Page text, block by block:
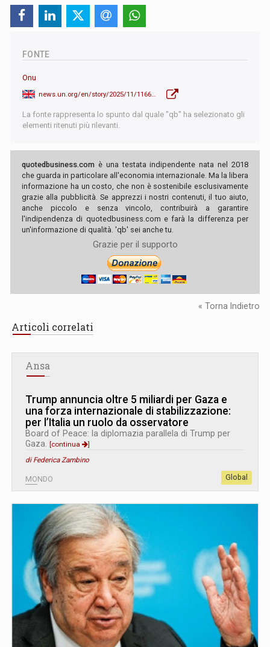
FONTE
Onu
La fonte rappresenta lo spunto dal quale "qb" ha selezionato gli
elementi ritenuti più rilevanti.
quotedbusiness.com è una testata indipendente nata nel 2018
che guarda in particolare all'economia internazionale. Ma la libera
informazione ha un costo, che non è sostenibile esclusivamente
grazie alla pubblicità. Se apprezzi i nostri contenuti, il tuo aiuto,
anche piccolo e senza vincolo, contribuirà a garantire
l'indipendenza di quotedbusiness.com e farà la differenza per
un'informazione di qualità. 'qb' sei anche tu.
Grazie per il supporto
« Torna Indietro
Articoli correlati
Ansa
Trump annuncia oltre 5 miliardi per Gaza e
una forza internazionale di stabilizzazione:
per l’Italia un ruolo da osservatore
Board of Peace: la diplomazia parallela di Trump per
Gaza. [continua
]
di Federica Zambino
MONDO Global